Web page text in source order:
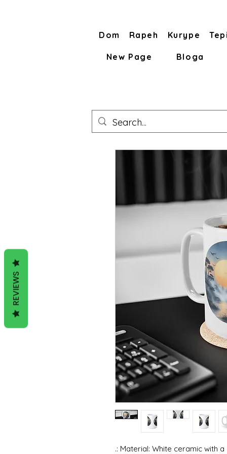
Dom Rapeh Kurype
New Page Bloga
.: Material: White ceramic with
REVIEWS